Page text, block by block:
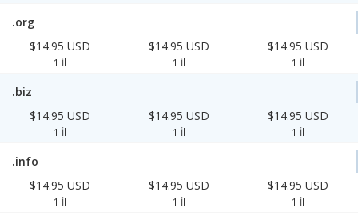
.org
$14.95 USD
1 İl
$14.95 USD
1 İl
$14.95 USD
1 İl
.biz
$14.95 USD
1 İl
$14.95 USD
1 İl
$14.95 USD
1 İl
.info
$14.95 USD
1 İl
$14.95 USD
1 İl
$14.95 USD
1 İl